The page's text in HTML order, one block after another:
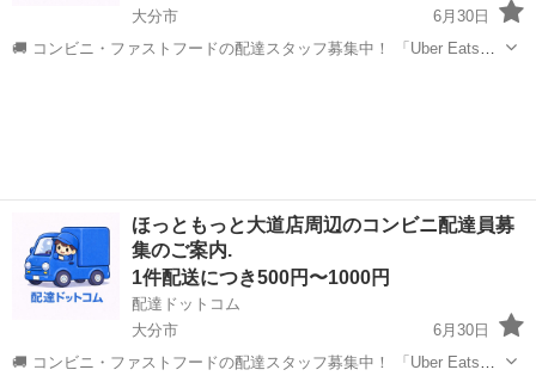
大分市
6月30日
🚚 コンビニ・ファストフードの配達スタッフ募集中！ 「Uber Eats」
ほっともっと大道店周辺のコンビニ配達員募
集のご案内.
1件配送につき500円〜1000円
配達ドットコム
大分市
6月30日
🚚 コンビニ・ファストフードの配達スタッフ募集中！ 「Uber Eats」